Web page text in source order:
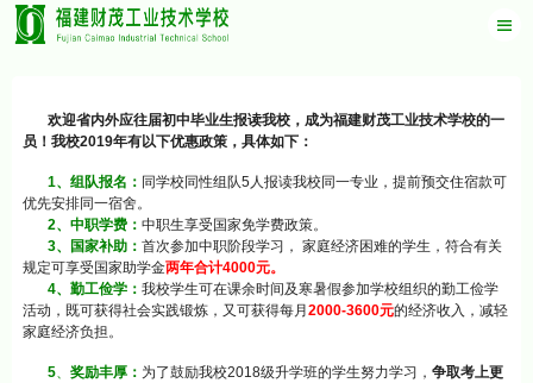
欢迎省内外应往届初中毕业生报读我校，成为福建财茂工业技术学校的一
员！我校2019年有以下优惠政策，具体如下：
1、组队报名： 同学校同性组队5 人报读我校同一专业，提前预交住宿款可
优先安排同一宿舍。
2、中职学费： 中职生享受国家免学费政策。
3、国家补助： 首次参加中职阶段学习， 家庭经济困难的学生，符合有关
规定可享受国家助学金两年合计4000元。
4、勤工俭学： 我校学生可在课余时间及寒暑假参加学校组织的勤工俭学
活动，既可获得社会实践锻炼，又可获得每月2000-3600元的经济收入，减轻
家庭经济负担。
5 奖励丰厚： 为了鼓励我校2018级升学班的学生努力学习， 争取考上更